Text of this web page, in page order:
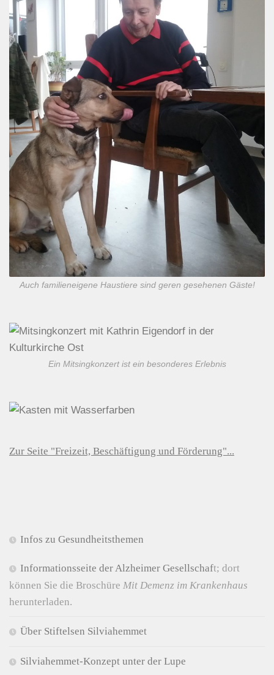
Auch familieneigene Haustiere sind geren gesehenen Gäste!
Ein Mitsingkonzert ist ein besonderes Erlebnis
Zur Seite "Freizeit, Beschäftigung und Förderung"...
Infos zu Gesundheitsthemen
Informationsseite der Alzheimer Gesellschaft; dort
können Sie die Broschüre Mit Demenz im Krankenhaus
herunterladen.
Über Stiftelsen Silviahemmet
Silviahemmet-Konzept unter der Lupe